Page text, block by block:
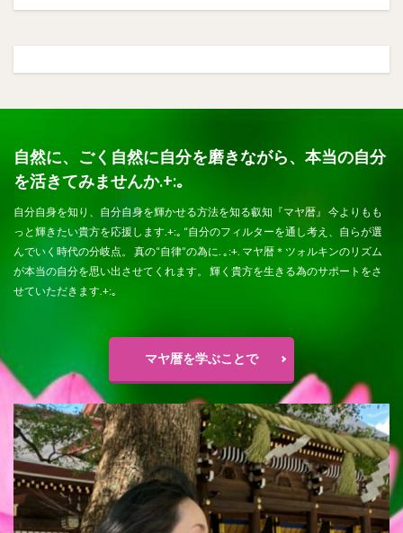
自然に、ごく自然に自分を磨きながら、本当の自分
を活きてみませんか.+:｡
自分自身を知り、自分自身を輝かせる方法を知る叡知『マヤ暦』 今よりもも
っと輝きたい貴方を応援します.+:｡ “自分のフィルターを通し考え、自らが選
んでいく時代の分岐点。 真の“自律”の為に. ｡:+. マヤ暦＊ツォルキンのリズム
が本当の自分を思い出させてくれます。 輝く貴方を生きる為のサポートをさ
せていただきます.+:｡
マヤ暦を学ぶことで